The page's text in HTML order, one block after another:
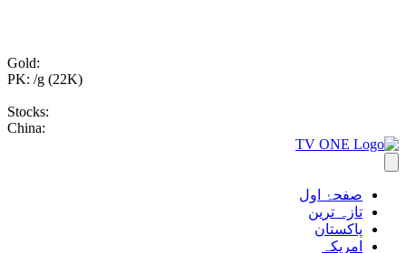
Gold:
PK: /g (22K)
Stocks:
China:
صفحۂ اول
تازہ ترین
پاکستان
امریکہ